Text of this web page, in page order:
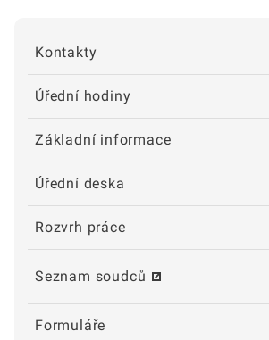
Kontakty
Úřední hodiny
Základní informace
Úřední deska
Rozvrh práce
Seznam soudců
Formuláře